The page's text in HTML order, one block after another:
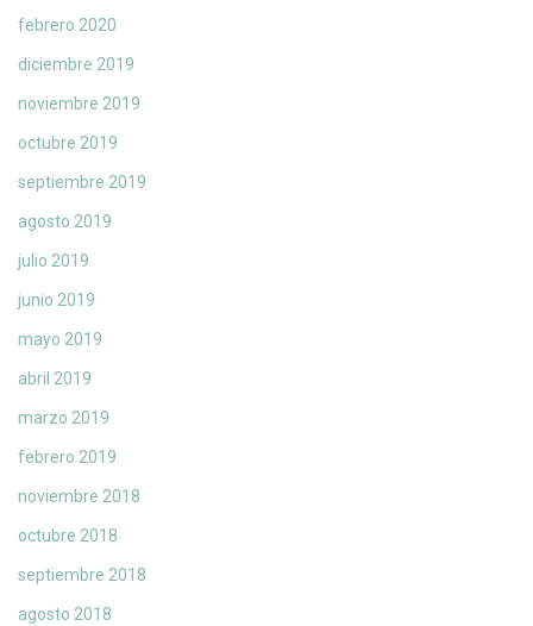
febrero 2020
diciembre 2019
noviembre 2019
octubre 2019
septiembre 2019
agosto 2019
julio 2019
junio 2019
mayo 2019
abril 2019
marzo 2019
febrero 2019
noviembre 2018
octubre 2018
septiembre 2018
agosto 2018